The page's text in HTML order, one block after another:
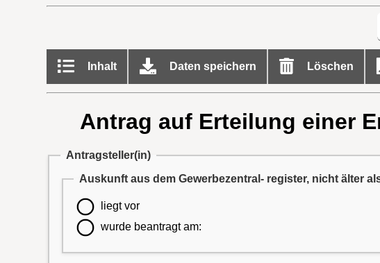
Inhalt Daten speichern Löschen
Antrag auf Erteilung einer
Antragsteller(in)
Auskunft aus dem Gewerbezentral- register, nicht älter
liegt vor
wurde beantragt am: